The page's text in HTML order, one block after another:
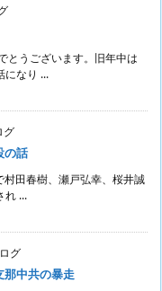
とうございます。旧年中は
になり ...
グ
の話
田春樹、瀬戸弘幸、桜井誠
れ ...
グ
那中共の暴走